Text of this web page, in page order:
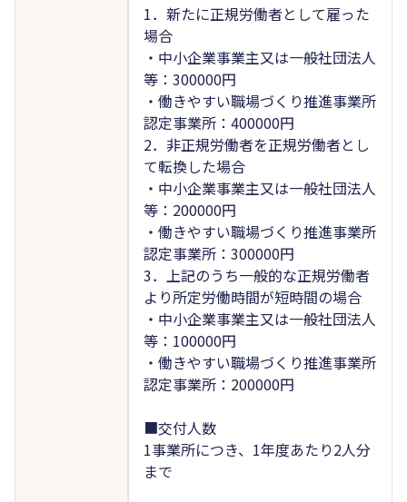
1．新たに正規労働者として雇った
場合
・中小企業事業主又は一般社団法人
等：300000円
・働きやすい職場づくり推進事業所
認定事業所：400000円
2．非正規労働者を正規労働者とし
て転換した場合
・中小企業事業主又は一般社団法人
等：200000円
・働きやすい職場づくり推進事業所
認定事業所：300000円
3．上記のうち一般的な正規労働者
より所定労働時間が短時間の場合
・中小企業事業主又は一般社団法人
等：100000円
・働きやすい職場づくり推進事業所
認定事業所：200000円
■交付人数
1事業所につき、1年度あたり2人分
まで